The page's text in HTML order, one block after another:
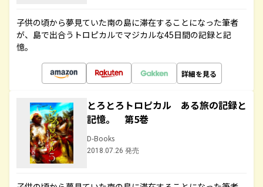
子供の頃から夢見ていた南の島に滞在することになった筆者
が、島で出合うトロピカルでマジカルな45日間の記録と記
憶。
詳細を見る
とろとろトロピカル ある旅の記録と
記憶。 第5巻
D-Books
2018.07.26 発売